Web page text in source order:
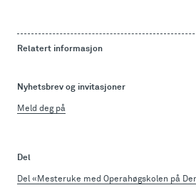
Relatert informasjon
Nyhetsbrev og invitasjoner
Meld deg på
Del
Del «Mesteruke med Operahøgskolen på